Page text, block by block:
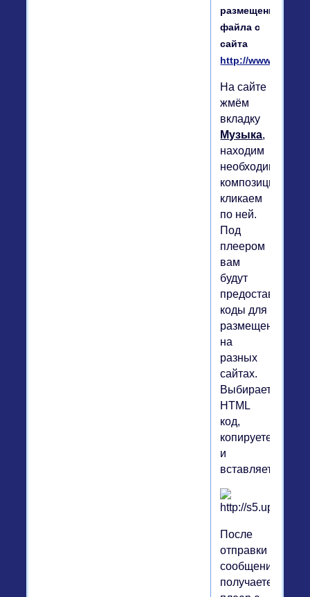
размещение
файла с
сайта
http://
На сайте
жмём
вкладку
Музыка,
находим
необходимую
композицию,
кликаем
по ней.
Под
плеером
вам
будут
предоставлены
коды для
размещения
на
разных
сайтах.
Выбираете
HTML
код,
копируете
и
вставляете.
После
отправки
сообщения
получаете